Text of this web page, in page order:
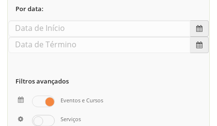
Por data:
Filtros avançados
Eventos e Cursos
Serviços